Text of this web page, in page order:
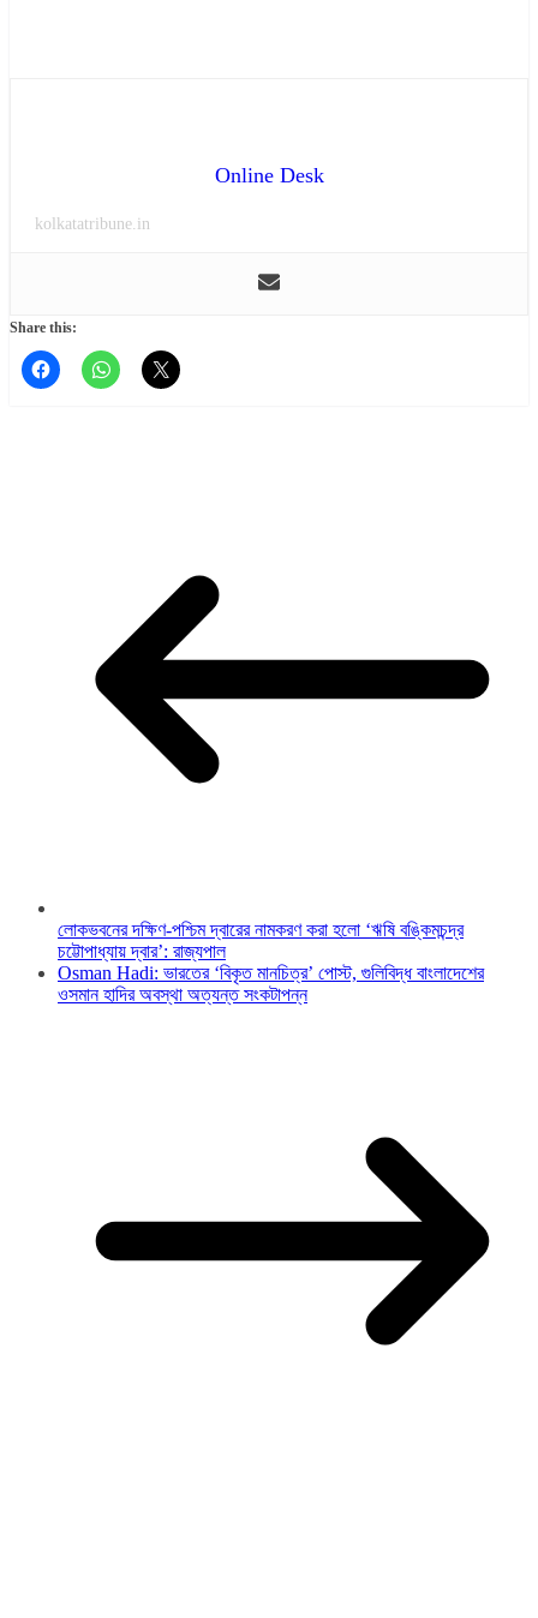
Online Desk
kolkatatribune.in
Share this:
লোকভবনের দক্ষিণ-পশ্চিম দ্বারের নামকরণ করা হলো ‘ঋষি বঙ্কিমচন্দ্র
চট্টোপাধ্যায় দ্বার’: রাজ্যপাল
Osman Hadi: ভারতের ‘বিকৃত মানচিত্র’ পোস্ট, গুলিবিদ্ধ বাংলাদেশের
ওসমান হাদির অবস্থা অত্যন্ত সংকটাপন্ন